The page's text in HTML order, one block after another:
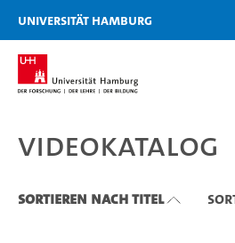
Zu den Filtern
Zur Metanavigation
Zur Hauptnavigation
Zur Suche
Zum Inhalt
Zum Seitenfuss
Universität Hamburg
Videokatalog
Videokatalog
Sortieren nach Titel